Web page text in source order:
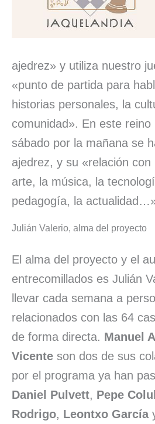
ajedrez» y utiliza nuestro
«punto de partida para
historias personales, la
comunidad». En este
sábado por la mañana se
ajedrez, y su «relación con
arte, la música, la
pedagogía, la
Julián Valerio, alma del proyecto
El alma del proyecto y el
entrecomillados es Julián
llevar cada semana a
relacionados con las 64
de forma directa. Manuel
Vicente son dos de sus
por el programa ya han
Daniel Pulvett, Pepe
Rodrigo, Leontxo García